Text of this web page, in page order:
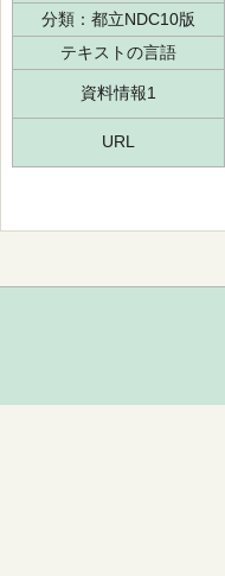
分類：都立NDC10版
テキストの言語
資料情報1
URL